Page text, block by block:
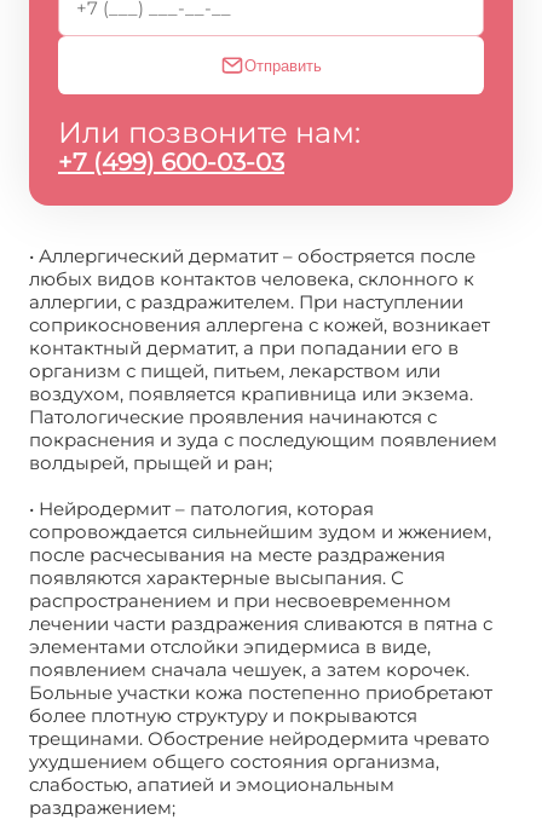
Отправить
Или позвоните нам:
+7 (499) 600-03-03
• Аллергический дерматит – обостряется после
любых видов контактов человека, склонного к
аллергии, с раздражителем. При наступлении
соприкосновения аллергена с кожей, возникает
контактный дерматит, а при попадании его в
организм с пищей, питьем, лекарством или
воздухом, появляется крапивница или экзема.
Патологические проявления начинаются с
покраснения и зуда с последующим появлением
волдырей, прыщей и ран;
• Нейродермит – патология, которая
сопровождается сильнейшим зудом и жжением,
после расчесывания на месте раздражения
появляются характерные высыпания. С
распространением и при несвоевременном
лечении части раздражения сливаются в пятна с
элементами отслойки эпидермиса в виде,
появлением сначала чешуек, а затем корочек.
Больные участки кожа постепенно приобретают
более плотную структуру и покрываются
трещинами. Обострение нейродермита чревато
ухудшением общего состояния организма,
слабостью, апатией и эмоциональным
раздражением;